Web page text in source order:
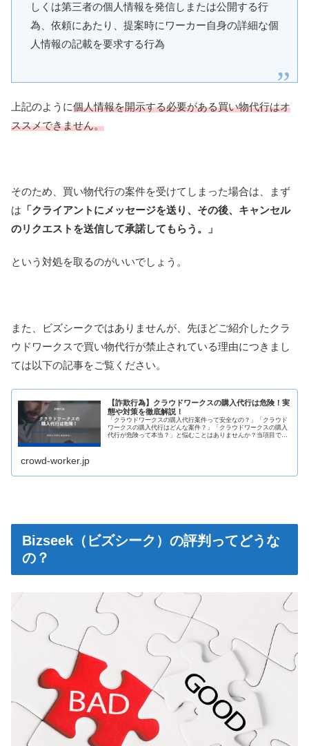
しくは第三者の個人情報を発信しまたは公開する行
為、依頼にあたり、提案時にワーカー自身の詳細な個
人情報の記載を要求する行為
上記のように個人情報を開示する必要がある買い物代行はオ
ススメできません。
そのため、買い物代行の案件を受けてしまった場合は、まず
は 「クライアントにメッセージを送り、その後、キャンセル
のリクエストを送信して承諾してもらう。」
という対処を取るのがいいでしょう。
また、ビズシークではありませんが、先ほどご紹介したクラ
ウドワークスで買い物代行が禁止されている理由につきまし
ては以下の記事をご覧ください。
【詐欺行為】クラウドワークスの購入代行は危険！実
態や対策を徹底解説！
「クラウドワークスの購入代行案件って安全なの？」「クラウド
ワークスの購入代行はどんな案件？」「クラウドワークスの購入
代行が危険って本当？」と悩むことはありませんか？当項目では
crowd-worker.jp
Bizseek（ビズシーク）の評判ってどうな
の？